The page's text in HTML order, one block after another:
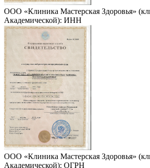
ООО «Клиника Мастерская Здоровья»
Академической): ИНН
ООО «Клиника Мастерская Здоровья»
Академической): ОГРН